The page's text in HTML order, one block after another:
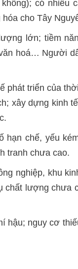
có nhiều
cho Tây
lớn; tiềm
hoá… Người
phát triển của
xây dựng kinh
chế, yếu
tranh chưa cao.
nghiệp, khu
chất lượng chưa
hậu; nguy cơ